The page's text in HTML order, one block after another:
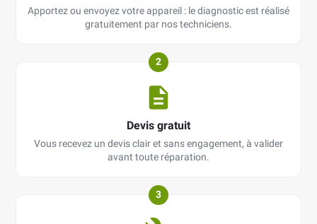
Apportez ou envoyez votre appareil : le diagnostic est réalisé
gratuitement par nos techniciens.
2
Devis gratuit
Vous recevez un devis clair et sans engagement, à valider
avant toute réparation.
3